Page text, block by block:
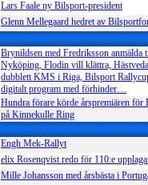
Lars Faale ny Bilsport-president
Glenn Mellegaard hedret av
Brynildsen med Fredriksson
Nyköping, Flodin vill klättra,
dubblett KMS i Riga, Bilsport
digitalt program med förhinder…
Hundra förare körde årspremiären
på Kinnekulle Ring
Engh Mek-Rallyt
elix Rosenqvist redo för 110:e
Mille Johansson med årsbästa i